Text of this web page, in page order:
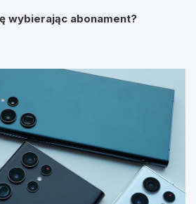
wybierając abonament?